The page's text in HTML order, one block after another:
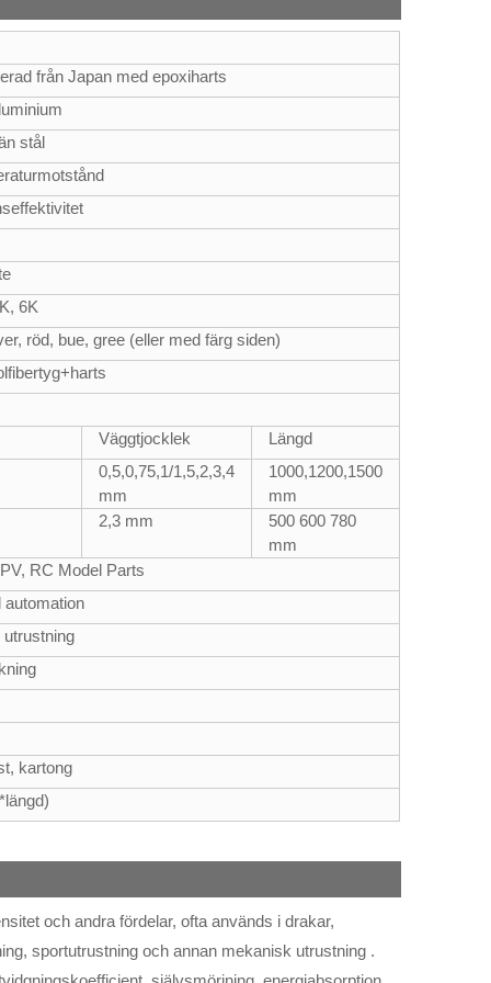
från Japan med epoxiharts
stål
6K
röd, bue, gree (eller med färg siden)
Väggtjocklek
Längd
0,5,0,75,1/1,5,2,3,4
mm
1000,1200,1500
mm
2,3 mm
500 600 780
mm
RC Model Parts
automation
kartong
och andra fördelar, ofta används i drakar,
sportutrustning och annan mekanisk utrustning .